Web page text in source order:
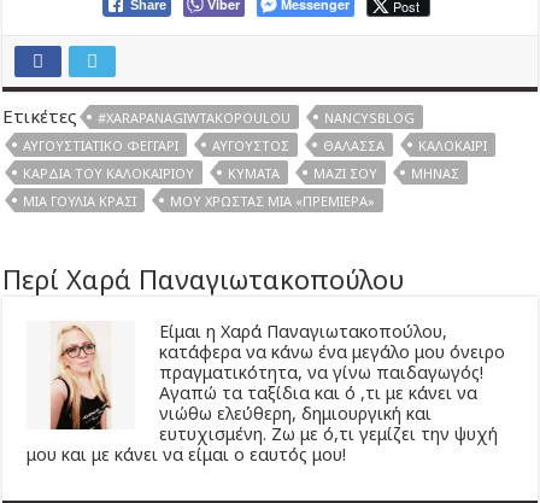
Share Viber Messenger Post
Ετικέτες #XARAPANAGIWTAKOPOULOU
NANCYSBLOG
ΑΥΓΟΥΣΤΙΆΤΙΚΟ ΦΕΓΓΆΡΙ
ΑΎΓΟΥΣΤΟΣ ΘΆΛΑΣΣΑ
ΚΑΛΟΚΑΊΡΙ
ΚΑΡΔΙΆ ΤΟΥ ΚΑΛΟΚΑΙΡΙΟΎ
ΚΎΜΑΤΑ ΜΑΖΊ ΣΟΥ
ΜΉΝΑΣ
ΜΙΑ ΓΟΥΛΙΆ ΚΡΑΣΊ
ΜΟΥ ΧΡΩΣΤΆΣ ΜΙΑ «ΠΡΕΜΙΈΡΑ»
Περί Χαρά Παναγιωτακοπούλου
Είμαι η Χαρά Παναγιωτακοπούλου,
κατάφερα να κάνω ένα μεγάλο μου όνειρο
πραγματικότητα, να γίνω παιδαγωγός!
Αγαπώ τα ταξίδια και ό ,τι με κάνει να
νιώθω ελεύθερη, δημιουργική και
ευτυχισμένη. Ζω με ό,τι γεμίζει την ψυχή
μου και με κάνει να είμαι ο εαυτός μου!